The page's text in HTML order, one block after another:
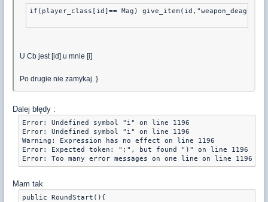
if(player_class[id]== Mag) give_item(id,"weapon_deagle")
U Cb jest [id] u mnie [i]
Po drugie nie zamykaj. }
Dalej błędy :
Error: Undefined symbol "i" on line 1196
Error: Undefined symbol "i" on line 1196
Warning: Expression has no effect on line 1196
Error: Expected token: ";", but found ")" on line 1196
Mam tak
public RoundStart(){